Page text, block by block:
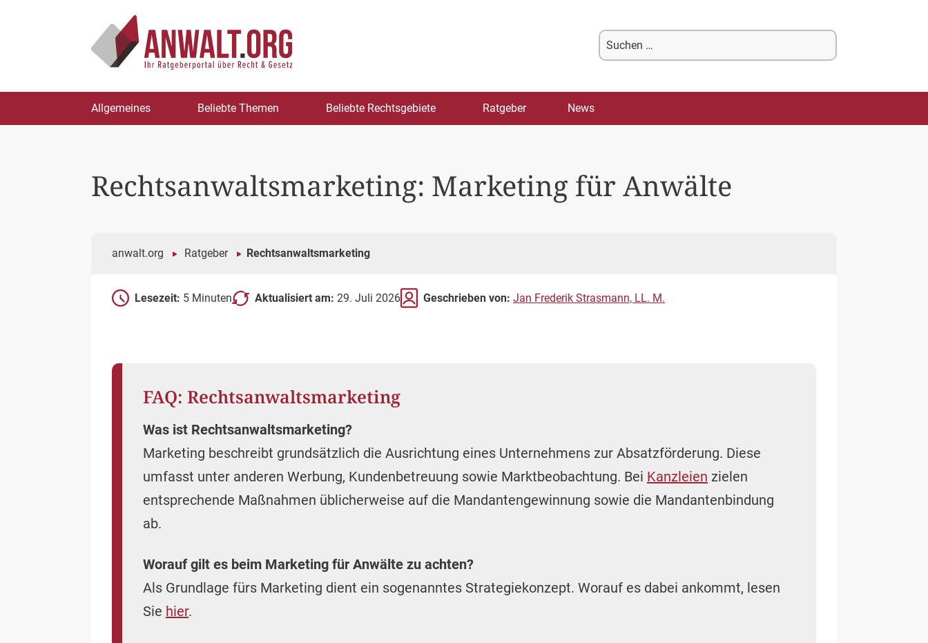
Suchen
nach:
springen
Allgemeines Beliebte Themen Beliebte Rechtsgebiete Ratgeber News
Rechtsanwaltsmarketing: Marketing für Anwälte
anwalt.org Ratgeber Rechtsanwaltsmarketing
Lesezeit: 5 Minuten Aktualisiert am: 29. Juli 2026 Geschrieben von: Jan Frederik Strasmann, LL. M.
FAQ: Rechtsanwaltsmarketing
Was ist Rechtsanwaltsmarketing?
Marketing beschreibt grundsätzlich die Ausrichtung eines Unternehmens zur Absatzförderung. Diese
umfasst unter anderen Werbung, Kundenbetreuung sowie Marktbeobachtung. Bei Kanzleien zielen
entsprechende Maßnahmen üblicherweise auf die Mandantengewinnung sowie die Mandantenbindung
ab.
Worauf gilt es beim Marketing für Anwälte zu achten?
Als Grundlage fürs Marketing dient ein sogenanntes Strategiekonzept. Worauf es dabei ankommt, lesen
Sie hier.